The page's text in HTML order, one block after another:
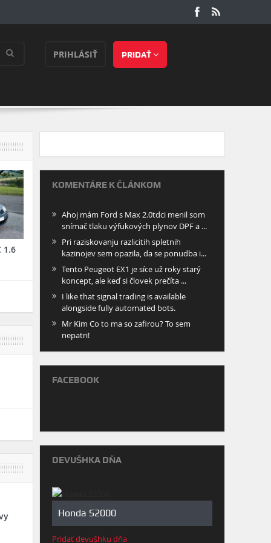
PRIHLÁSIŤ PRIDAŤ
1.6
KOMENTÁRE K ČLÁNKOM
Ahoj mám Ford s Max 2.0tdci menil som
snímač tlaku výfukových plynov DPF a ...
Pri raziskovanju razlicitih spletnih
kazinojev sem opazila, da se ponudba i...
Tento Peugeot EX1 je síce už roky starý
koncept, ale keď si človek prečíta ...
I like that signal trading is available
alongside fully automated bots.
Mr Kim Co to ma so zafirou? To sem
nepatri!
FACEBOOK
DEVUŠHKA DŇA
Honda S2000
Pridať devušhku dňa